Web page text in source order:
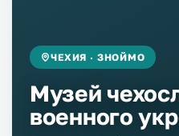
ЧЕХИЯ · ЗНОЙМО
Музей
военного